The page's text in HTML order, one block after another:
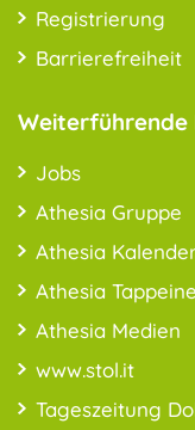
Registrierung
Barrierefreiheit
Weiterführende
Jobs
Athesia Gruppe
Athesia
Athesia
Athesia Medien
www.stol.it
Tageszeitung